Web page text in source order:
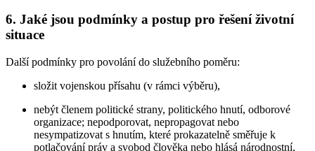
6. Jaké jsou podmínky a postup pro řešení životní
situace
Další podmínky pro povolání do služebního poměru:
složit vojenskou přísahu (v rámci výběru),
nebýt členem politické strany, politického hnutí, odborové
organizace; nepodporovat, nepropagovat nebo
nesympatizovat s hnutím, které prokazatelně směřuje k
potlačování práv a svobod člověka nebo hlásá národnostní,